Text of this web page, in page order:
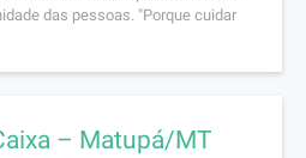
das pessoas. "Porque cuidar
– Matupá/MT